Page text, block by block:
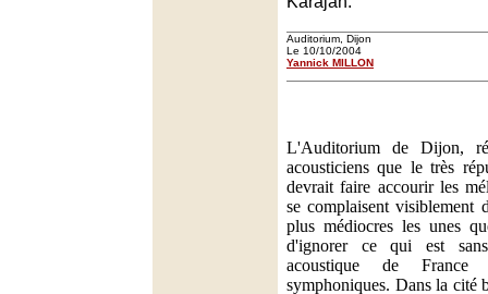
Auditorium, Dijon
Le 10/10/2004
Yannick MILLON
L'Auditorium de Dijon,
acousticiens que le très
devrait faire accourir les
se complaisent visiblement
plus médiocres les unes
d'ignorer ce qui est
acoustique de
symphoniques. Dans la cité